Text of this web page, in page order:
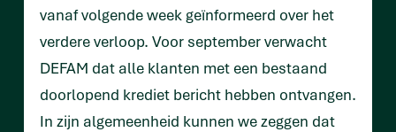
vanaf volgende week geïnformeerd over het
verdere verloop. Voor september verwacht
DEFAM dat alle klanten met een bestaand
doorlopend krediet bericht hebben ontvangen.
In zijn algemeenheid kunnen we zeggen dat